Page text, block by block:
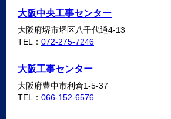
大阪中央工事センター
大阪府堺市堺区八千代通4-13
TEL： 072-275-7246
大阪工事センター
大阪府豊中市利倉1-5-37
TEL： 066-152-6576